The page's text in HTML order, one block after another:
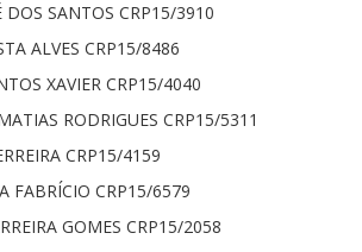
DOS SANTOS CRP15/3910
ALVES CRP15/8486
XAVIER CRP15/4040
RODRIGUES CRP15/5311
CRP15/4159
FABRÍCIO CRP15/6579
GOMES CRP15/2058